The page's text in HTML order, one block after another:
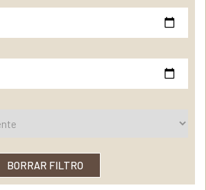
BORRAR FILTRO